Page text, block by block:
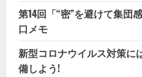
第14回「“密”を避けて集団
口メモ
新型コロナウイルス対策に
備しよう!